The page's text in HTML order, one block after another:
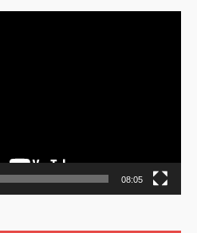
08:05